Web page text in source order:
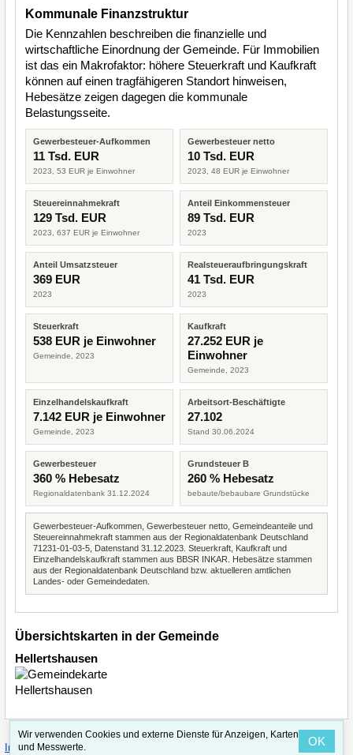
Kommunale Finanzstruktur
Die Kennzahlen beschreiben die finanzielle und
wirtschaftliche Einordnung der Gemeinde. Für Immobilien
ist das ein Makrofaktor: höhere Steuerkraft und Kaufkraft
können auf einen tragfähigeren Standort hinweisen,
Hebesätze zeigen dagegen die kommunale
Belastungsseite.
Gewerbesteuer-Aufkommen
11 Tsd. EUR
2023, 53 EUR je Einwohner
Gewerbesteuer netto
10 Tsd. EUR
2023, 48 EUR je Einwohner
Steuereinnahmekraft
129 Tsd. EUR
2023, 637 EUR je Einwohner
Anteil Einkommensteuer
89 Tsd. EUR
2023
Anteil Umsatzsteuer
369 EUR
2023
Realsteueraufbringungskraft
41 Tsd. EUR
2023
Steuerkraft
538 EUR je Einwohner
Gemeinde, 2023
Kaufkraft
27.252 EUR je
Einwohner
Gemeinde, 2023
Einzelhandelskaufkraft
7.142 EUR je Einwohner
Gemeinde, 2023
Arbeitsort-Beschäftigte
27.102
Stand 30.06.2024
Gewerbesteuer
360 % Hebesatz
Regionaldatenbank 31.12.2024
Grundsteuer B
260 % Hebesatz
bebaute/bebaubare Grundstücke
Gewerbesteuer-Aufkommen, Gewerbesteuer netto, Gemeindeanteile und
Steuereinnahmekraft stammen aus der Regionaldatenbank Deutschland
71231-01-03-5, Datenstand 31.12.2023. Steuerkraft, Kaufkraft und
Einzelhandelskaufkraft stammen aus BBSR INKAR. Hebesätze stammen
aus der Regionaldatenbank Deutschland bzw. aktuelleren amtlichen
Landes- oder Gemeindedaten.
Übersichtskarten in der Gemeinde
Hellertshausen
Impressum·Straßenindex
Wir verwenden Cookies und externe Dienste für Anzeigen, Karten
und Messwerte.
OK